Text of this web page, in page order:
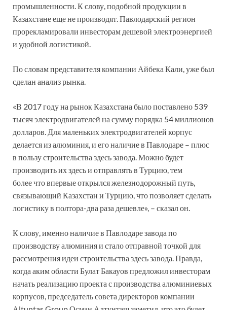
промышленности. К слову, подобной продукции в
Казахстане еще не производят. Павлодарский регион
прорекламировали инвесторам дешевой электроэнергией
и удобной логистикой.
По словам представителя компании Айбека Кали, уже был
сделан анализ рынка.
«В 2017 году на рынок Казахстана было поставлено 539
тысяч электродвигателей на сумму порядка 54 миллионов
долларов. Для маленьких электродвигателей корпус
делается из алюминия, и его наличие в Павлодаре – плюс
в пользу строительства здесь завода. Можно будет
производить их здесь и отправлять в Турцию, тем
более что впервые открылся железнодорожный путь,
связывающий Казахстан и Турцию, что позволяет сделать
логистику в полтора-два раза дешевле», – сказал он.
К слову, именно наличие в Павлодаре завода по
производству алюминия и стало отправной точкой для
рассмотрения идеи строительства здесь завода. Правда,
когда аким области Булат Бакауов предложил инвесторам
начать реализацию проекта с производства алюминиевых
корпусов, председатель совета директоров компании